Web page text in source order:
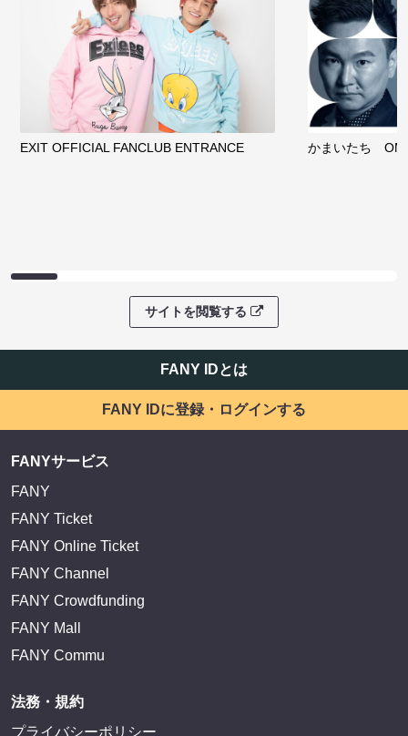
EXIT OFFICIAL FANCLUB ENTRANCE かまいたち
サイトを閲覧する
FANY IDとは
FANY IDに登録・ログインする
FANYサービス
FANY
FANY Ticket
FANY Online Ticket
FANY Channel
FANY Crowdfunding
FANY Mall
FANY Commu
法務・規約
プライバシーポリシー